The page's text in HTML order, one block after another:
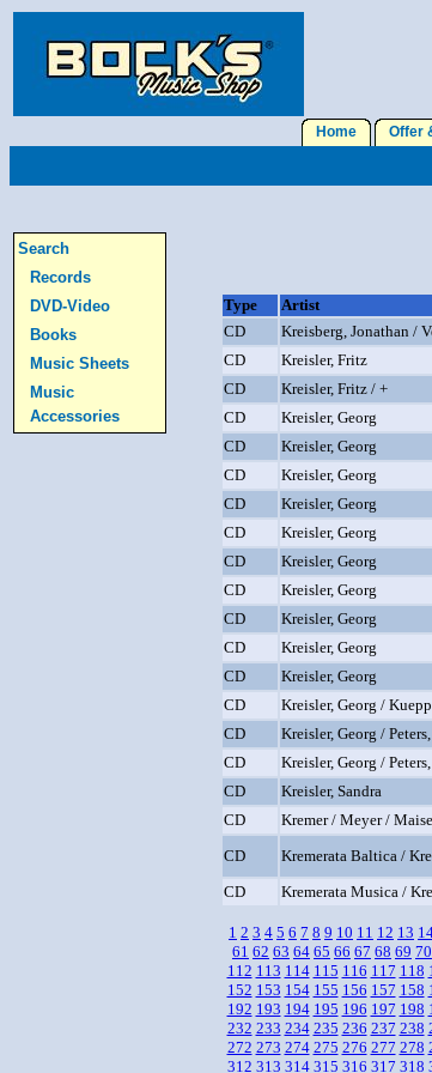
Home Offer
Search
Records
DVD-Video
Books
Music Sheets
Music
Accessories
Type Artist
CD
Kreisberg, Jonathan /
CD
Kreisler, Fritz
CD
Kreisler, Fritz / +
CD
Kreisler, Georg
CD
Kreisler, Georg
CD
Kreisler, Georg
CD
Kreisler, Georg
CD
Kreisler, Georg
CD
Kreisler, Georg
CD
Kreisler, Georg
CD
Kreisler, Georg
CD
Kreisler, Georg
CD
Kreisler, Georg
CD
Kreisler, Georg /
CD
Kreisler, Georg /
CD
Kreisler, Georg /
CD
Kreisler, Sandra
CD
Kremer / Meyer /
CD
Kremerata Baltica /
CD
Kremerata Musica /
1 2 3 4 5 6 7 8 9 10 11 12 13
61 62 63 64 65 66 67 68 69 70
112 113 114 115 116 117 118
152 153 154 155 156 157 158
192 193 194 195 196 197 198
232 233 234 235 236 237 238
272 273 274 275 276 277 278
312 313 314 315 316 317 318